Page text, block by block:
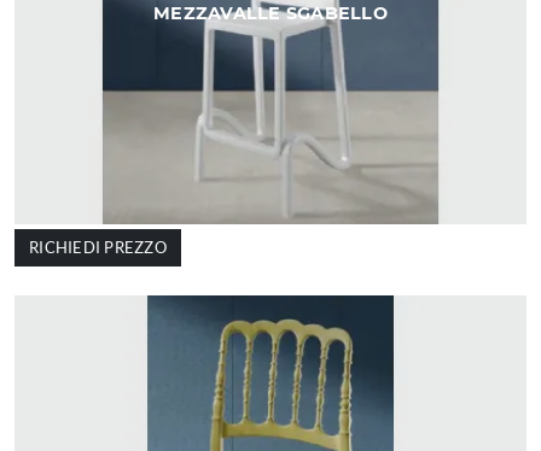
MEZZAVALLE SGABELLO
RICHIEDI PREZZO